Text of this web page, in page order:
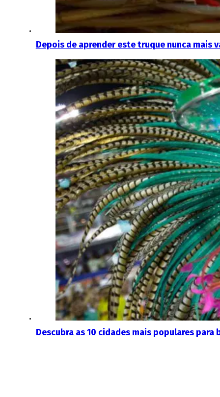
Depois de aprender este truque nunca mais
Descubra as 10 cidades mais populares